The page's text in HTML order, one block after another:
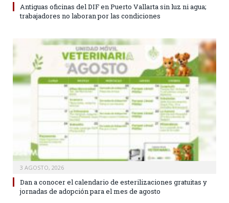
Antiguas oficinas del DIF en Puerto Vallarta sin luz ni agua;
trabajadores no laboran por las condiciones
3 AGOSTO, 2026
Dan a conocer el calendario de esterilizaciones gratuitas y
jornadas de adopción para el mes de agosto